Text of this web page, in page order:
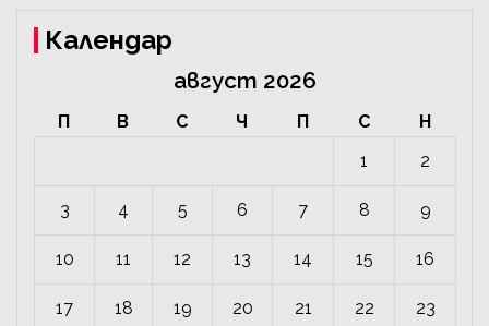
Календар
август 2026
П В С Ч П С
Н
1
2
3 4 5 6 7 8 9
10 11 12 13 14 15 16
17 18 19 20 21 22 23